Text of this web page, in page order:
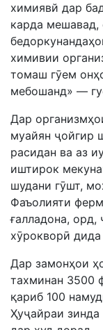
химиявй дар
карда мешавад,
химивии
томаш гӯем
мебошанд» —
Дар
муайян ҷойгир
расидан ва аз
иштирок
шудани гӯшт,
Фаъолияти
ғалладона, орд,
хӯрокворӣ
Дар замонҳои
тахминан 3500
қариб 100
Ҳуҷайраи